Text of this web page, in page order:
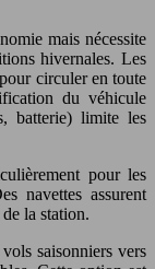
mais nécessite
hivernales. Les
circuler en toute
du véhicule
batterie) limite les
pour les
navettes assurent
la station.
saisonniers vers